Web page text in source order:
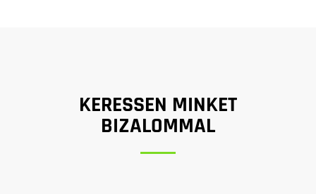
KERESSEN MINKET
BIZALOMMAL